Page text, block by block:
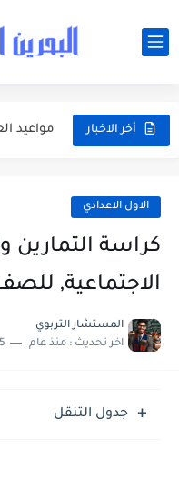
أخر الاخبار
الاول الاعدادي
كراسة التمارين
الاجتماعية,
المستشار التربوي
اخر تحديث : منذ عام 5 دقائق للقراءة
جدول التنقل